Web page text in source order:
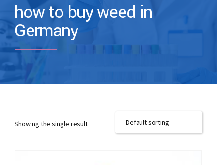
how to buy weed in
Germany
Showing the single result